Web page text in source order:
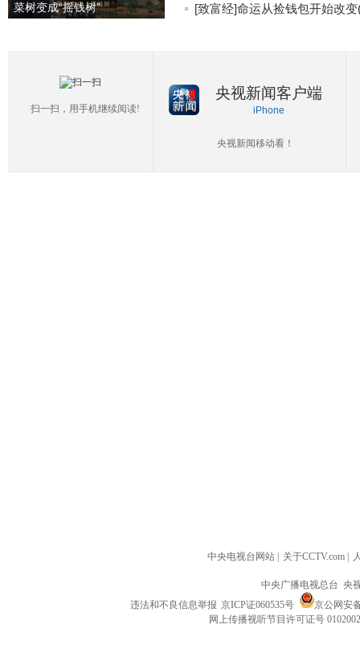
菜树变成“摇钱树”
[致富经]命运从捡钱包开始改变
扫一扫，用手机继续阅读!
央视新闻客户端
iPhone
央视新闻移动看！
中央电视台网站 关于CCTV.com
中央广播电视总台 央
违法和不良信息举报 京ICP证060535号
京公网安
网上传播视听节目许可证号